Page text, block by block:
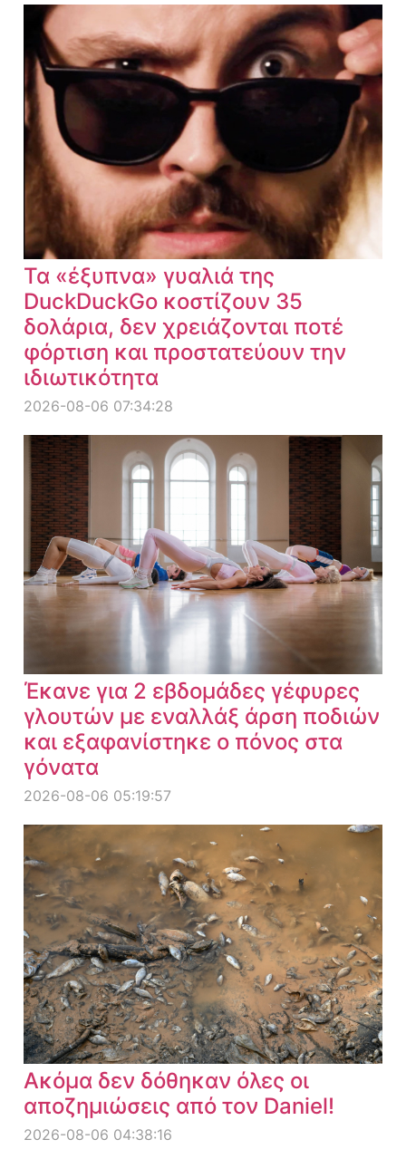
Τα «έξυπνα» γυαλιά της
DuckDuckGo κοστίζουν 35
δολάρια, δεν χρειάζονται ποτέ
φόρτιση και προστατεύουν την
ιδιωτικότητα
2026-08-06 07:34:28
Έκανε για 2 εβδομάδες γέφυρες
γλουτών με εναλλάξ άρση ποδιών
και εξαφανίστηκε ο πόνος στα
γόνατα
2026-08-06 05:19:57
Ακόμα δεν δόθηκαν όλες οι
αποζημιώσεις από τον Daniel!
2026-08-06 04:38:16